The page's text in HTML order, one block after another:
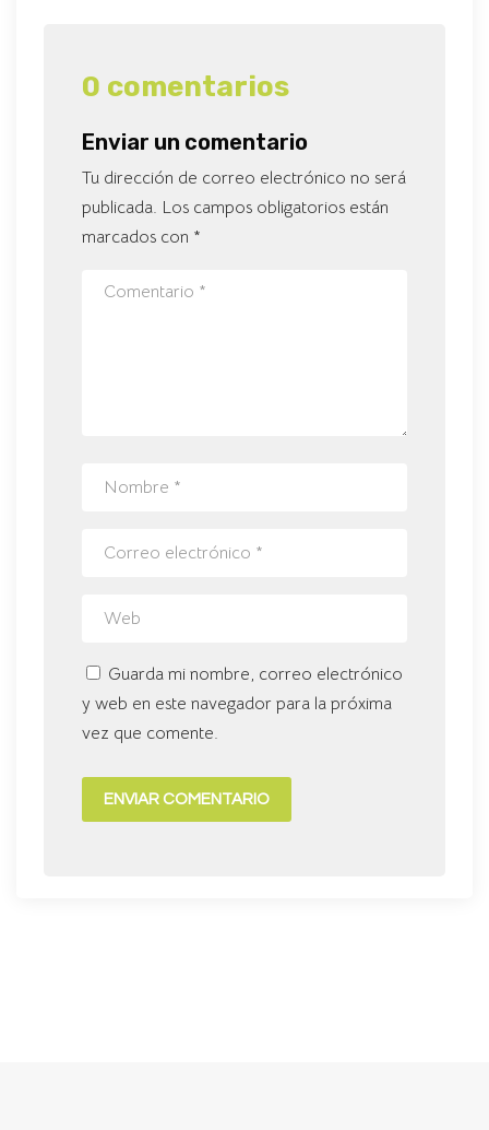
0 comentarios
Enviar un comentario
Tu dirección de correo electrónico no será
publicada. Los campos obligatorios están
marcados con *
Guarda mi nombre, correo electrónico
y web en este navegador para la próxima
vez que comente.
ENVIAR COMENTARIO